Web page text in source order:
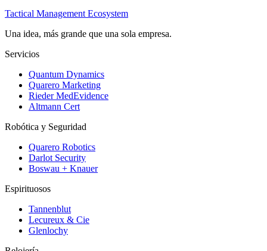
Tactical Management Ecosystem
Una idea, más grande que una sola empresa.
Servicios
Quantum Dynamics
Quarero Marketing
Rieder MedEvidence
Altmann Cert
Robótica y Seguridad
Quarero Robotics
Darlot Security
Boswau + Knauer
Espirituosos
Tannenblut
Lecureux & Cie
Glenlochy